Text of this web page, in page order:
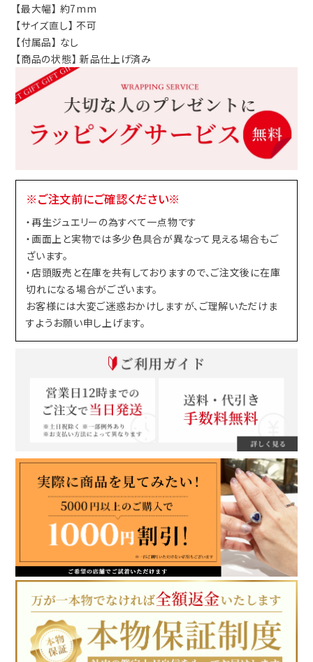
【最大幅】 約7mm
【サイズ直し】 不可
【付属品】 なし
【商品の状態】 新品仕上げ済み
※ご注文前にご確認ください※
・再生ジュエリーの為すべて一点物です
・画面上と実物では多少色具合が異なって見える場合もご
ざいます。
・店頭販売と在庫を共有しておりますので、ご注文後に在庫
切れになる場合がございます。
お客様には大変ご迷惑おかけしますが、ご理解いただけま
すようお願い申し上げます。